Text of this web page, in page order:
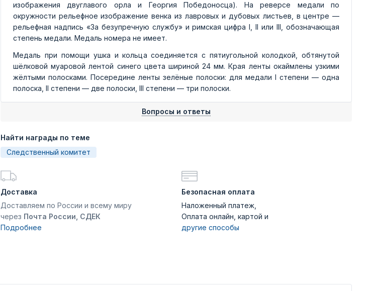
изображения двуглавого орла и Георгия Победоносца). Нареверсе медали по
окружности рельефное изображение венка из лавровых и дубовых листьев, в центре —
рельефная надпись «За безупречную службу» и римская цифра I, II или III, обозначающая
степень медали. Медаль номера не имеет.
Медаль при помощи ушка и кольца соединяется с пятиугольной колодкой, обтянутой
шёлковоймуаровой лентой синего цвета шириной 24 мм. Края ленты окаймлены узкими
жёлтыми полосками. Посередине ленты зелёные полоски: для медали I степени — одна
полоска, II степени — две полоски, III степени — три полоски.
Вопросы и ответы
Найти награды по теме
Следственный комитет
Доставка
Доставляем по России и всему миру
через Почта России, СДЕК
Подробнее
Безопасная оплата
Наложенный платеж,
Оплата онлайн, картой и
другие способы